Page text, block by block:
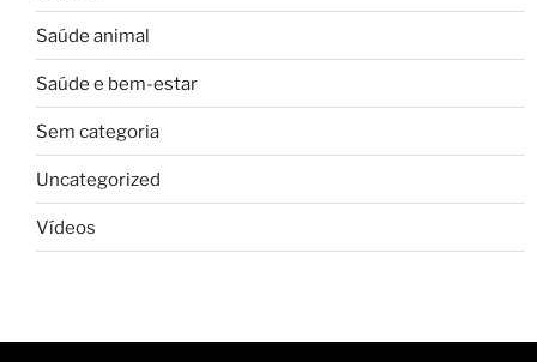
Saúde animal
Saúde e bem-estar
Sem categoria
Uncategorized
Vídeos